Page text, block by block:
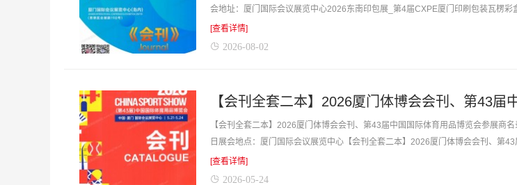
会地址：厦门国际会议展览中心2026东南印包展_第4届CXPE厦门印刷包装瓦楞彩
含参展企业产品展示，含参展企业联...
[查看详情]
2026-08-02
【会刊全套二本】2026厦门体博会会刊、第43届中国国际体育用品博览会参展商
日展会地点：厦门国际会议展览中心【会刊全套二本】2026厦门体博会会刊、第
商名录，含企业介绍，含参展企业联系方式等...
[查看详情]
2026-05-24